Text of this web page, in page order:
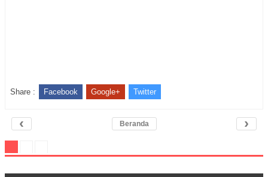
Share : Facebook Google+ Twitter
‹ ›
Beranda